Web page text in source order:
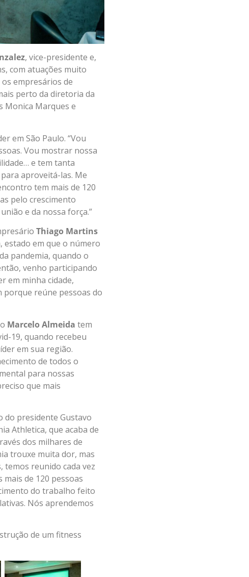
, vice-presidente e,
com atuações muito
empresários de
perto da diretoria da
Monica Marques e
em São Paulo. “Vou
Vou mostrar nossa
e tem tanta
aproveitá-las. Me
tem mais de 120
pelo crescimento
e da nossa força.”
Thiago Martins
estado em que o número
pandemia, quando o
venho participando
em minha cidade,
reúne pessoas do
Marcelo Almeida tem
19, quando recebeu
em sua região.
de todos o
para nossas
que mais
do presidente Gustavo
Athletica, que acaba de
dos milhares de
trouxe muita dor, mas
temos reunido cada vez
de 120 pessoas
do trabalho feito
Nós aprendemos
de um fitness